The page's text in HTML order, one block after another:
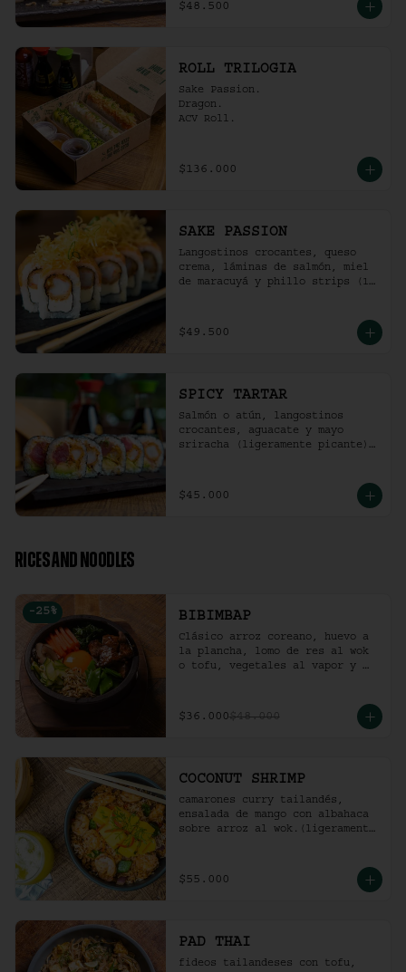
$48.500
ROLL TRILOGIA
Sake Passion.
Dragon.
ACV Roll.
$136.000
SAKE PASSION
Langostinos crocantes, queso
crema, láminas de salmón, miel
de maracuyá y phillo strips (10
$49.500
SPICY TARTAR
Salmón o atún, langostinos
crocantes, aguacate y mayo
sriracha (ligeramente picante).
$45.000
RICES AND NOODLES
-25 % BIBIMBAP
Clásico arroz coreano, huevo a
la plancha, lomo de res al wok
o tofu, vegetales al vapor y
$36.000$48.000
COCONUT SHRIMP
camarones curry tailandés,
ensalada de mango con albahaca
sobre arroz al wok.(ligeramente
$55.000
PAD THAI
fideos tailandeses con tofu,